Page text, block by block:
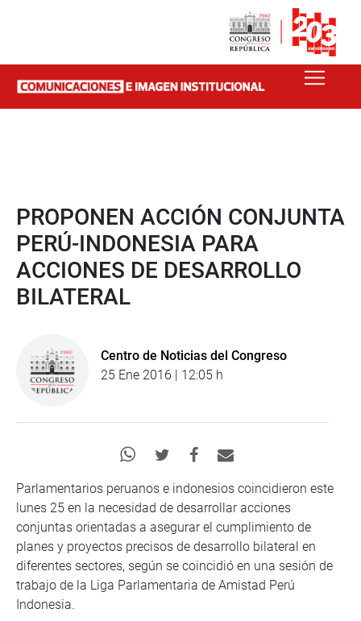
PROPONEN ACCIÓN CONJUNTA
PERÚ-INDONESIA PARA
ACCIONES DE DESARROLLO
BILATERAL
Centro de Noticias del Congreso
25 Ene 2016 | 12:05 h
Parlamentarios peruanos e indonesios coincidieron este
lunes 25 en la necesidad de desarrollar acciones
conjuntas orientadas a asegurar el cumplimiento de
planes y proyectos precisos de desarrollo bilateral en
diferentes sectores, según se coincidió en una sesión de
trabajo de la Liga Parlamentaria de Amistad Perú
Indonesia.